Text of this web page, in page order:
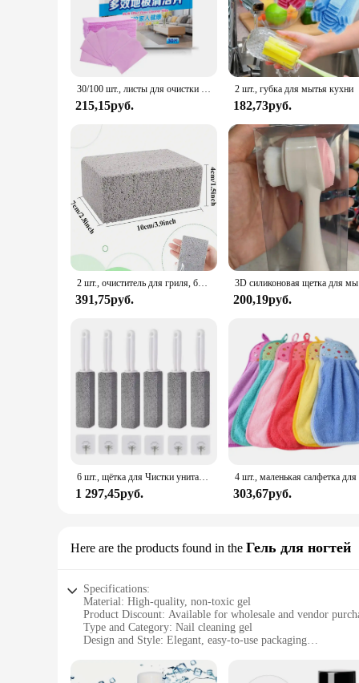
30/100 шт., листы для очистки унитаза
215,15руб.
2 шт., губка для мытья кухни
182,73руб.
2 шт., очиститель для гриля, блок для чистки камней, прочная щетка для чистки барбекю, решетка для кемпинга, удаление грязи, ржавчины, очиститель железной пластины, прочный
391,75руб. 200,19руб.
6 шт., щётка для Чистки унитаза, с ручкой
1 297,45руб. 303,67руб.
Here are the products found in the Гель для ногтей
Specifications:
Material: High-quality, non-toxic gel
Product Discount: Available for wholesale and vendor
Type and Category: Nail cleaning gel
Design and Style: Elegant, easy-to-use packaging
Typical Adaptive Scenario: Ideal for professional nail salons
Shape or Size or Weight or Quantity: Comes in a convenient